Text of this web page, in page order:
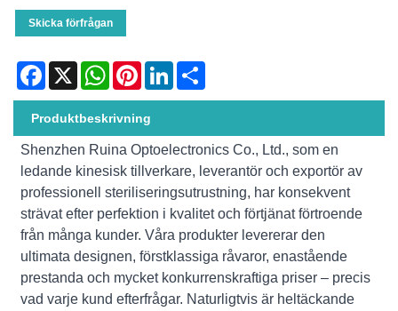
Skicka förfrågan
Facebook
X WhatsAppPinterestLinkedIn
Produktbeskrivning
Shenzhen Ruina Optoelectronics Co., Ltd., som en
ledande kinesisk tillverkare, leverantör och exportör av
professionell steriliseringsutrustning, har konsekvent
strävat efter perfektion i kvalitet och förtjänat förtroende
från många kunder. Våra produkter levererar den
ultimata designen, förstklassiga råvaror, enastående
prestanda och mycket konkurrenskraftiga priser – precis
vad varje kund efterfrågar. Naturligtvis är heltäckande